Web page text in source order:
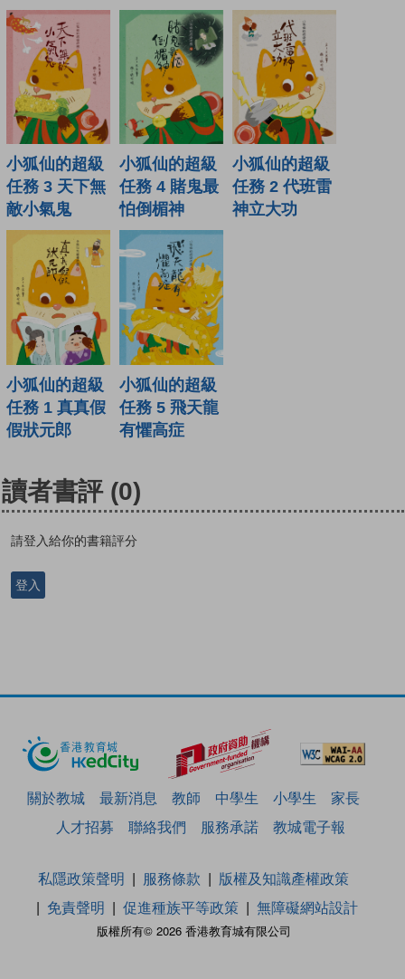
小狐仙的超級
任務 3 天下無
敵小氣鬼
小狐仙的超級
任務 4 賭鬼最
怕倒楣神
小狐仙的超級
任務 2 代班雷
神立大功
小狐仙的超級
任務 1 真真假
假狀元郎
小狐仙的超級
任務 5 飛天龍
有懼高症
讀者書評 (0)
請登入給你的書籍評分
登入
關於教城 最新消息 教師 中學生 小學生
家長
人才招募
聯絡我們 服務承諾 教城電子報
版權所有© 2026 香港教育城有限公司
私隱政策聲明 服務條款
版權及知識產權政策
免責聲明
促進種族平等政策 無障礙網站設計